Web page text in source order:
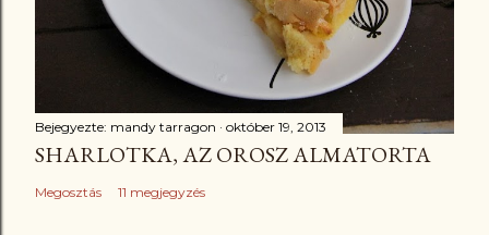
Bejegyezte: mandy tarragon október 19, 2013
SHARLOTKA, AZ OROSZ ALMATORTA
Megosztás 11 megjegyzés